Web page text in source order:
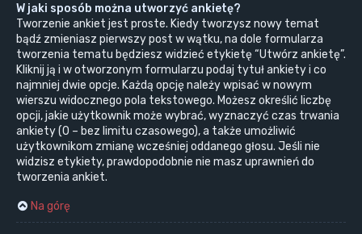
W jaki sposób można utworzyć ankietę?
Tworzenie ankiet jest proste. Kiedy tworzysz nowy temat
bądź zmieniasz pierwszy post w wątku, na dole formularza
tworzenia tematu będziesz widzieć etykietę “Utwórz ankietę”.
Kliknij ją i w otworzonym formularzu podaj tytuł ankiety i co
najmniej dwie opcje. Każdą opcję należy wpisać w nowym
wierszu widocznego pola tekstowego. Możesz określić liczbę
opcji, jakie użytkownik może wybrać, wyznaczyć czas trwania
ankiety (0 – bez limitu czasowego), a także umożliwić
użytkownikom zmianę wcześniej oddanego głosu. Jeśli nie
widzisz etykiety, prawdopodobnie nie masz uprawnień do
tworzenia ankiet.
Na górę